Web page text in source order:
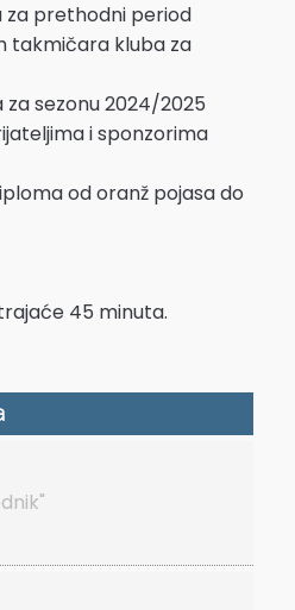
za prethodni period
takmičara kluba za
sezonu 2024/2025
i sponzorima
od oranž pojasa do
45 minuta.